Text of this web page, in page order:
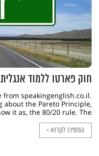
חוק פארטו ללמוד אנגלית
from speakingenglish.co.il.
about the Pareto Principle,
it as, the 80/20 rule. The...
המשיכו לקרוא >